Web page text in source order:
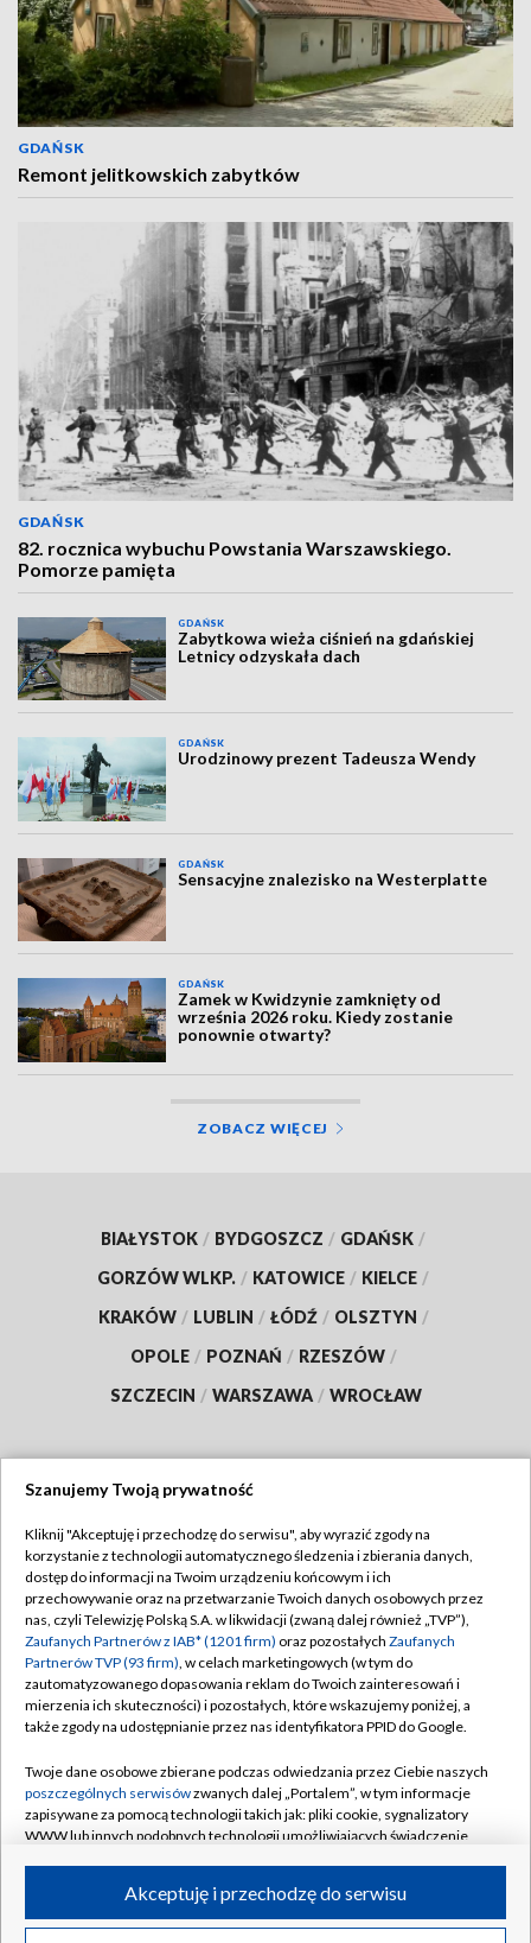
GDAŃSK
Remont jelitkowskich zabytków
GDAŃSK
82. rocznica wybuchu Powstania Warszawskiego.
Pomorze pamięta
GDAŃSK
Zabytkowa wieża ciśnień na gdańskiej
Letnicy odzyskała dach
GDAŃSK
Urodzinowy prezent Tadeusza Wendy
GDAŃSK
Sensacyjne znalezisko na Westerplatte
GDAŃSK
Zamek w Kwidzynie zamknięty od
września 2026 roku. Kiedy zostanie
ponownie otwarty?
ZOBACZ WIĘCEJ
BIAŁYSTOK / BYDGOSZCZ / GDAŃSK /
GORZÓW WLKP. / KATOWICE / KIELCE /
KRAKÓW / LUBLIN / ŁÓDŹ / OLSZTYN /
OPOLE / POZNAŃ / RZESZÓW /
SZCZECIN / WARSZAWA / WROCŁAW
TVP
Abonament TVP
Emisja w TVP
Centrum informacji TVP
Naziemna Telewizja Cyfrowa
Rada Programowa
System NOS
Informacje o nadawcy
Program dla prasy
Regulamin TVP
Polityka prywatności
Moje zgody
Pomoc
Kontakt
Kanały
©2026 Telewizja Polska S.A. w likwidacji
Szanujemy Twoją prywatność
Kliknij "Akceptuję i przechodzę do serwisu", aby wyrazić zgody na
korzystanie z technologii automatycznego śledzenia i zbierania danych,
dostęp do informacji na Twoim urządzeniu końcowym i ich
przechowywanie oraz na przetwarzanie Twoich danych osobowych przez
nas, czyli Telewizję Polską S.A. w likwidacji (zwaną dalej również „TVP”),
Zaufanych Partnerów z IAB* (1201 firm) oraz pozostałych Zaufanych
Partnerów TVP (93 firm), w celach marketingowych (w tym do
zautomatyzowanego dopasowania reklam do Twoich zainteresowań i
mierzenia ich skuteczności) i pozostałych, które wskazujemy poniżej, a
także zgody na udostępnianie przez nas identyfikatora PPID do Google.
Twoje dane osobowe zbierane podczas odwiedzania przez Ciebie naszych
poszczególnych serwisówzwanych dalej „Portalem”, w tym informacje
zapisywane za pomocą technologii takich jak: pliki cookie, sygnalizatory
WWW lub innych podobnych technologii umożliwiających świadczenie
ruchu w Internecie.Akceptuję i przechodzę do serwisu